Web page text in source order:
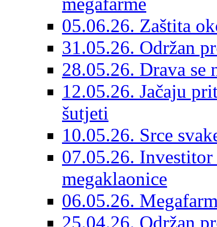
05.06.26. Zaštita
31.05.26. Održan
28.05.26. Drava se
12.05.26. Jačaju
šutjeti
10.05.26. Srce
07.05.26.
megaklaonice
06.05.26.
25.04.26. Održan